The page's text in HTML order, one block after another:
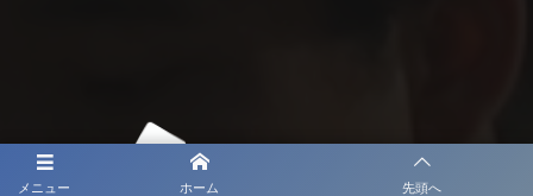
メニュー ホーム 先頭へ